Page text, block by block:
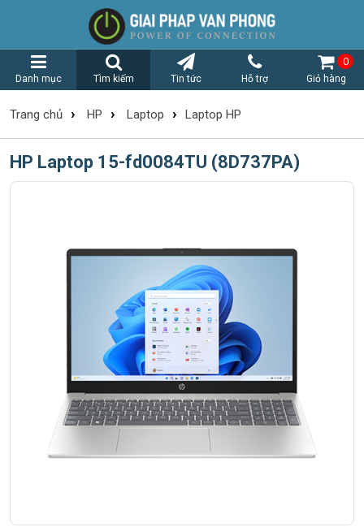
Danh mục Tìm kiếm Tin tức Hỗ trợ Giỏ hàng
0
Trang chủ › HP › Laptop › Laptop HP
HP Laptop 15-fd0084TU (8D737PA)